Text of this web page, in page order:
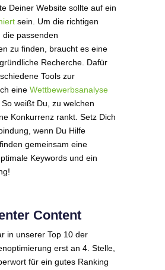
Deiner Website sollte auf ein
sein. Um die richtigen
die passenden
zu finden, braucht es eine
Recherche. Dafür
Tools zur
eine Wettbewerbsanalyse
weißt Du, zu welchen
Konkurrenz rankt. Setz Dich
wenn Du Hilfe
gemeinsam eine
Keywords und ein
Content
in unserer Top 10 der
erst an 4. Stelle,
für ein gutes Ranking